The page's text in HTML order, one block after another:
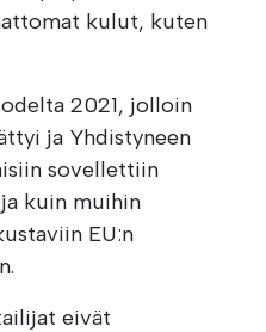
kulut, kuten
2021, jolloin
ja Yhdistyneen
sovellettiin
kuin muihin
EU:n
eivät